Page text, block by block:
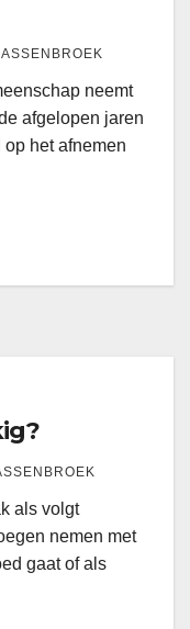
neemt
afgelopen jaren
het afnemen
als volgt
nemen met
gaat of als